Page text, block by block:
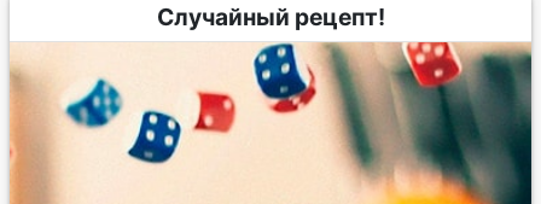
Случайный рецепт!